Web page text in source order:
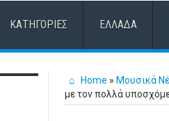
ΚΑΤΗΓΟΡΊΕΣ ΕΛΛΆΔΑ
Home » Μουσικά
με τον πολλά